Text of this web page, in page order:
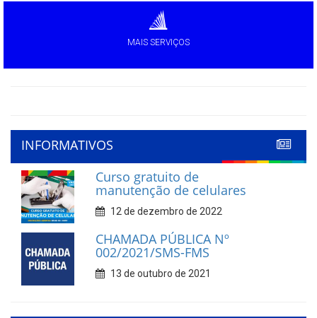
MAIS SERVIÇOS
INFORMATIVOS
Curso gratuito de
manutenção de celulares
12 de dezembro de 2022
CHAMADA PÚBLICA Nº
002/2021/SMS-FMS
13 de outubro de 2021